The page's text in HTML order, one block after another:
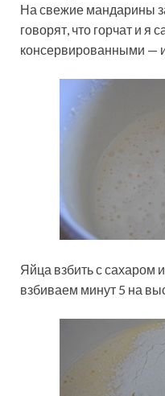
На свежие мандарины
говорят, что горчат и я
консервированными —
Яйца взбить с сахаром
взбиваем минут 5 на